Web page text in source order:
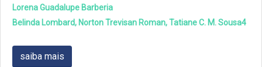
Lorena Guadalupe Barberia
Belinda Lombard, Norton Trevisan Roman, Tatiane C. M. Sousa4
saiba mais